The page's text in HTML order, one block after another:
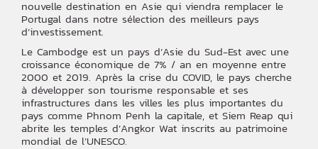
nouvelle destination en Asie qui viendra remplacer le
Portugal dans notre sélection des meilleurs pays
d’investissement.
Le Cambodge est un pays d’Asie du Sud-Est avec une
croissance économique de 7% / an en moyenne entre
2000 et 2019. Après la crise du COVID, le pays cherche
à développer son tourisme responsable et ses
infrastructures dans les villes les plus importantes du
pays comme Phnom Penh la capitale, et Siem Reap qui
abrite les temples d’Angkor Wat inscrits au patrimoine
mondial de l’UNESCO.